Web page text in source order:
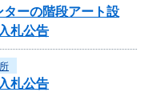
ーの階段アート設
札公告
札公告